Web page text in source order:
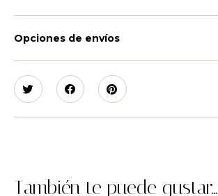
Opciones de envíos
También te puede gustar...